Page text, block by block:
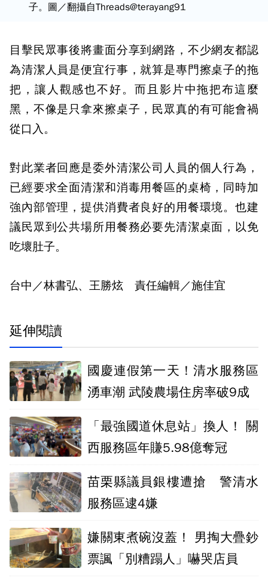
子。圖／翻攝自Threads@terayang91
目擊民眾事後將畫面分享到網路，不少網友都認
為清潔人員是便宜行事，就算是專門擦桌子的拖
把，讓人觀感也不好。而且影片中拖把布這麼
黑，不像是只拿來擦桌子，民眾真的有可能會禍
從口入。
對此業者回應是委外清潔公司人員的個人行為，
已經要求全面清潔和消毒用餐區的桌椅，同時加
強內部管理，提供消費者良好的用餐環境。也建
議民眾到公共場所用餐務必要先清潔桌面，以免
吃壞肚子。
台中／林書弘、王勝炫 責任編輯／施佳宜
延伸閱讀
國慶連假第一天！清水服務區
湧車潮 武陵農場住房率破9成
「最強國道休息站」換人！ 關
西服務區年賺5.98億奪冠
苗栗縣議員銀樓遭搶 警清水
服務區逮4嫌
嫌關東煮碗沒蓋！ 男掏大疊鈔
票諷「別糟蹋人」嚇哭店員